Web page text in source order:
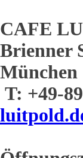
CAFE
Brienner
München
T: +49-